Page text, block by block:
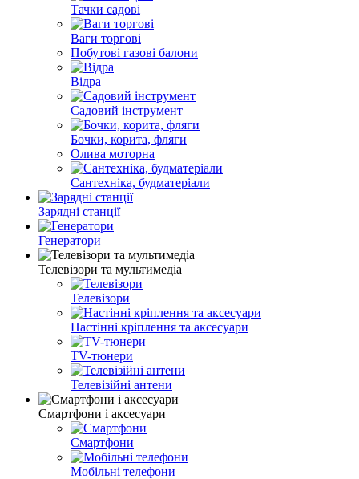
Тачки садові
Ваги торгові
Побутові газові балони
Відра
Садовий інструмент
Бочки, корита, фляги
Олива моторна
Сантехніка, будматеріали
Зарядні станції
Генератори
Телевізори та мультимедіа
Телевізори
Настінні кріплення та аксесуари
TV-тюнери
Телевізійні антени
Смартфони і аксесуари
Смартфони
Мобільні телефони